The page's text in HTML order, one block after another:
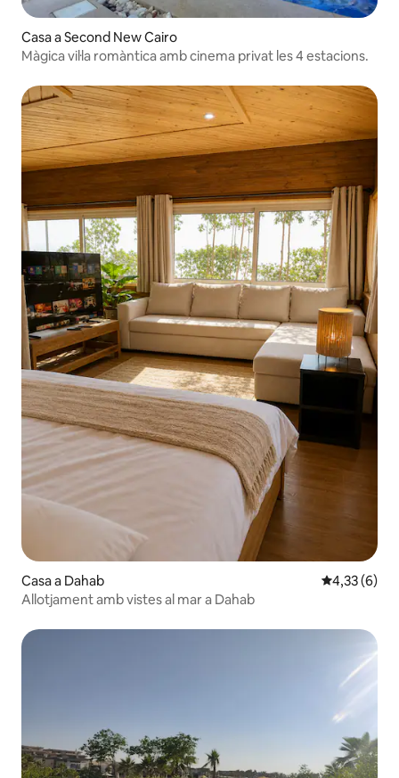
Casa a Second New Cairo
Màgica vil·la romàntica amb cinema privat les 4 estacions.
Casa a Dahab 4,33 de
4,33 (6)
Allotjament amb vistes al mar a Dahab